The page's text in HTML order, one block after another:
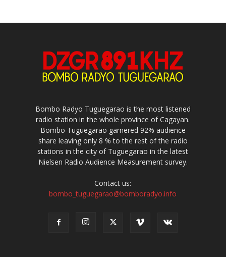
Bombo Radyo Tuguegarao is the most listened
radio station in the whole province of Cagayan.
Bombo Tuguegarao garnered 92% audience
share leaving only 8 % to the rest of the radio
stations in the city of Tuguegarao in the latest
Nielsen Radio Audience Measurement survey.
Contact us:
bombo_tuguegarao@bomboradyo.info